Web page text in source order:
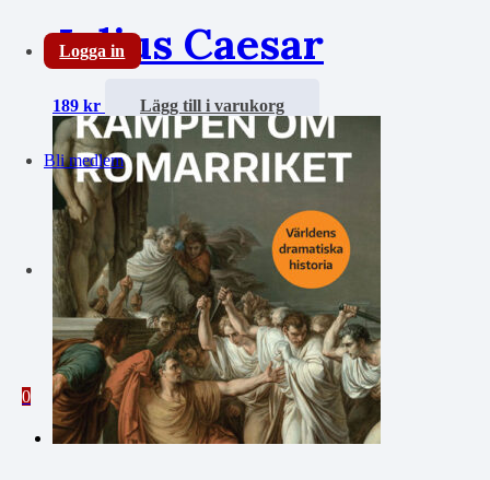
Logga in
Bli medlem
0
Julius Caesar
189 kr Lägg till i varukorg